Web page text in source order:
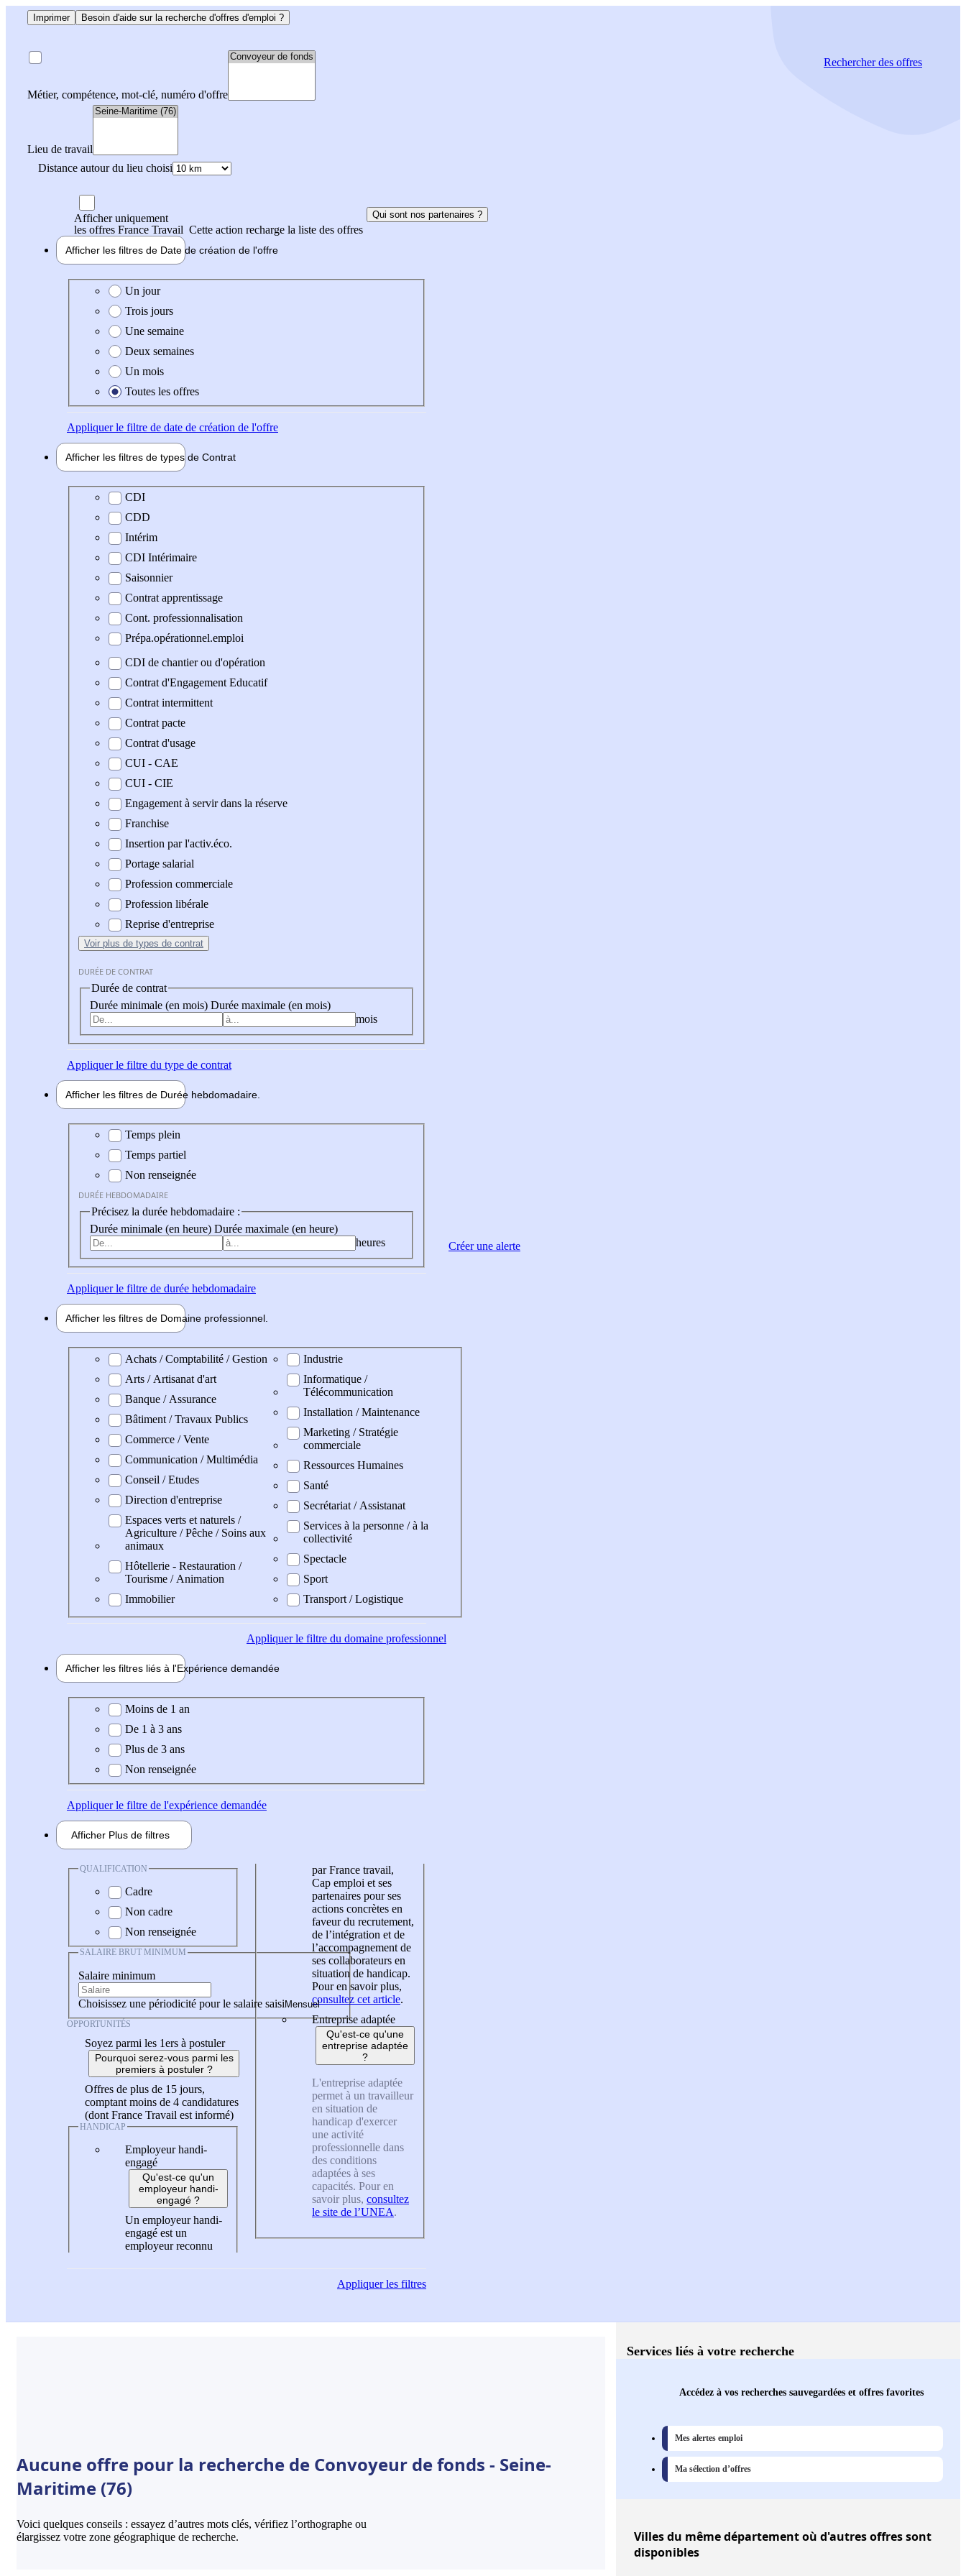
Imprimer Besoin d'aide sur la recherche d'offres d'emploi ?
Métier, compétence, mot-clé, numéro d'offre
Lieu de travail
Distance autour du lieu choisi
Rechercherdes offres
Afficher uniquement
les offres France Travail Cette action recharge la liste des offres
Qui sont nos partenaires ?
Afficher les filtres de Date de création de l'offre
Date de création de l'offre
Un jour
Trois jours
Une semaine
Deux semaines
Un mois
Toutes les offres
Appliquerle filtre de date de création de l'offre
Afficher les filtres de types de Contrat
Type de contrat
CDI
CDD
Intérim
CDI Intérimaire
Saisonnier
Contrat apprentissage
Cont. professionnalisation
Prépa.opérationnel.emploi
CDI de chantier ou d'opération
Contrat d'Engagement Educatif
Contrat intermittent
Contrat pacte
Contrat d'usage
CUI - CAE
CUI - CIE
Engagement à servir dans la réserve
Franchise
Insertion par l'activ.éco.
Portage salarial
Profession commerciale
Profession libérale
Reprise d'entreprise
Voir plus de types de contrat
DURÉE DE CONTRAT
Durée de contrat
Durée minimale (en mois) Durée maximale (en mois)
mois
Appliquerle filtre du type de contrat
Afficher les filtres de Durée hebdomadaire
Durée hebdomadaire
Temps plein
Temps partiel
Non renseignée
DURÉE HEBDOMADAIRE
Précisez la durée hebdomadaire :
Durée minimale (en heure) Durée maximale (en heure)
heures
Appliquerle filtre de durée hebdomadaire
Afficher les filtres de Domaine professionnel
Domaine professionel
Achats / Comptabilité / Gestion
Arts / Artisanat d'art
Banque / Assurance
Bâtiment / Travaux Publics
Commerce / Vente
Communication / Multimédia
Conseil / Etudes
Direction d'entreprise
Espaces verts et naturels /
Agriculture / Pêche / Soins aux
animaux
Hôtellerie - Restauration /
Tourisme / Animation
Immobilier
Industrie
Informatique /
Télécommunication
Installation / Maintenance
Marketing / Stratégie
commerciale
Ressources Humaines
Santé
Secrétariat / Assistanat
Services à la personne / à la
collectivité
Spectacle
Sport
Transport / Logistique
Appliquerle filtre du domaine professionnel
Afficher les filtres liés à l'Expérience demandée
Expérience demandée
Moins de 1 an
De 1 à 3 ans
Plus de 3 ans
Non renseignée
Appliquerle filtre de l'expérience demandée
Afficher Plus de filtres
QUALIFICATION
Cadre
Non cadre
Non renseignée
SALAIRE BRUT MINIMUM
Salaire minimum
Choisissez une périodicité pour le salaire saisi
OPPORTUNITÉS
Soyez parmi les 1ers à postuler
Pourquoi serez-vous parmi les
premiers à postuler ?
Offres de plus de 15 jours,
comptant moins de 4 candidatures
(dont France Travail est informé)
HANDICAP
Employeur handi-
engagé
Qu'est-ce qu'un
employeur handi-
engagé ?
Un employeur handi-
engagé est un
employeur reconnu
par France travail,
Cap emploi et ses
partenaires pour ses
actions concrètes en
faveur du recrutement,
de l’intégration et de
l’accompagnement de
ses collaborateurs en
situation de handicap.
Pour en savoir plus,
consultez cet article.
Entreprise adaptée
Qu'est-ce qu'une
entreprise adaptée
?
L'entreprise adaptée
permet à un travailleur
en situation de
handicap d'exercer
une activité
professionnelle dans
des conditions
adaptées à ses
capacités. Pour en
savoir plus, consultez
le site de l’UNEA.
Appliquerles filtres
Créer une alerte
Aucune offre pour la recherche de Convoyeur de fonds - Seine-
Maritime (76)
Voici quelques conseils : essayez d’autres mots clés, vérifiez l’orthographe ou
élargissez votre zone géographique de recherche.
Services liés à votre recherche
Accédez à vos recherches sauvegardées et offres favorites
Mes alertes emploi
Ma sélection d’offres
Villesdu même département où d'autres offres sont
disponibles